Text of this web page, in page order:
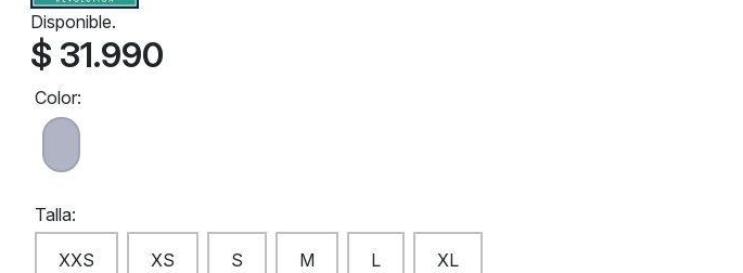
Disponible.
$ 31.990
Color:
Talla:
XXS XS S M L XL